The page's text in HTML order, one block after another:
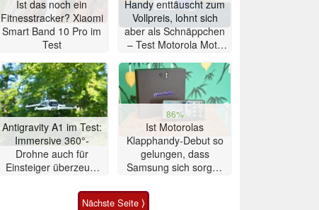
Ist das noch ein
Fitnesstracker? Xiaomi
Smart Band 10 Pro im
Test
Handy enttäuscht zum
Vollpreis, lohnt sich
aber als Schnäppchen
– Test Motorola Moto
Antigravity A1 im Test:
Immersive 360°-
Drohne auch für
Einsteiger überzeugt
86%
Ist Motorolas
Klapphandy-Debut so
gelungen, dass
Samsung sich sorgen
Smartphone im Test
Nächste Seite ⟩